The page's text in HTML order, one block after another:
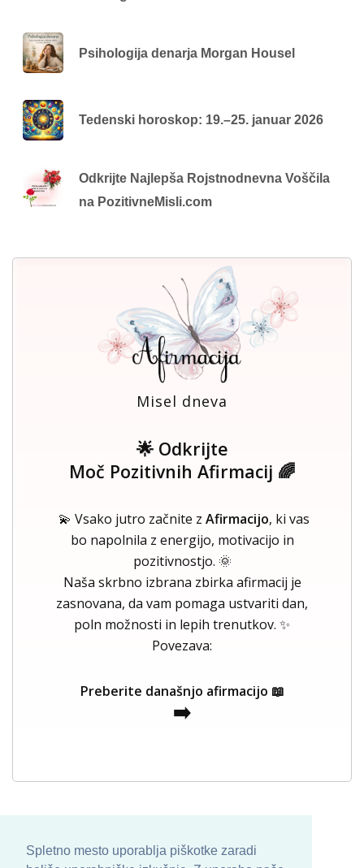
Spletno mesto uporablja piškotke zaradi
Psihologija denarja Morgan Housel
Tedenski horoskop: 19.–25. januar 2026
Odkrijte Najlepša Rojstnodnevna Voščila
na PozitivneMisli.com
Misel dneva
🌟 Odkrijte
Moč Pozitivnih Afirmacij 🌈
💫 Vsako jutro začnite z Afirmacijo, ki vas
bo napolnila z energijo, motivacijo in
pozitivnostjo. 🌞
Naša skrbno izbrana zbirka afirmacij je
zasnovana, da vam pomaga ustvariti dan,
poln možnosti in lepih trenutkov. ✨
Povezava:
Preberite današnjo afirmacijo 📖
➡️